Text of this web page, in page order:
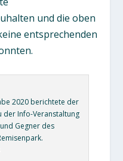
und die oben
entsprechenden
2020 berichtete der
der Info-Veranstaltung
Gegner des